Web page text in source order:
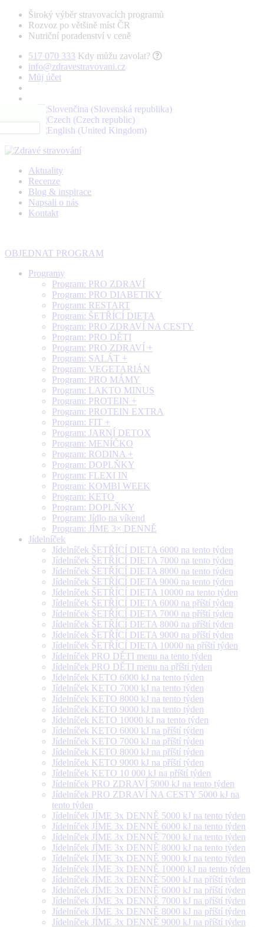
Široký výběr stravovacích programů
Rozvoz po většině míst ČR
Nutriční poradenství v ceně
517 070 333 Kdy můžu zavolat?
info@zdravestravovani.cz
Můj účet
Aktuality
Recenze
Blog & inspirace
Napsali o nás
Kontakt
OBJEDNAT PROGRAM
Programy
Program: PRO ZDRAVÍ
Program: PRO DIABETIKY
Program: RESTART
Program: ŠETŘÍCÍ DIETA
Program: PRO ZDRAVÍ NA CESTY
Program: PRO DĚTI
Program: PRO ZDRAVÍ +
Program: SALÁT +
Program: VEGETARIÁN
Program: PRO MÁMY
Program: LAKTO MINUS
Program: PROTEIN +
Program: PROTEIN EXTRA
Program: FIT +
Program: JARNÍ DETOX
Program: MENÍČKO
Program: RODINA +
Program: DOPLŇKY
Program: FLEXI IN
Program: KOMBI WEEK
Program: KETO
Program: DOPLŇKY
Program: Jídlo na víkend
Program: JÍME 3× DENNĚ
Jídelníček
Jídelníček ŠETŘÍCÍ DIETA 6000 na tento týden
Jídelníček ŠETŘÍCÍ DIETA 7000 na tento týden
Jídelníček ŠETŘÍCÍ DIETA 8000 na tento týden
Jídelníček ŠETŘÍCÍ DIETA 9000 na tento týden
Jídelníček ŠETŘÍCÍ DIETA 10000 na tento týden
Jídelníček ŠETŘÍCÍ DIETA 6000 na příští týden
Jídelníček ŠETŘÍCÍ DIETA 7000 na příští týden
Jídelníček ŠETŘÍCÍ DIETA 8000 na příští týden
Jídelníček ŠETŘÍCÍ DIETA 9000 na příští týden
Jídelníček ŠETŘÍCÍ DIETA 10000 na příští týden
Jídelníček PRO DĚTI menu na tento týden
Jídelníček PRO DĚTI menu na příští týden
Jídelníček KETO 6000 kJ na tento týden
Jídelníček KETO 7000 kJ na tento týden
Jídelníček KETO 8000 kJ na tento týden
Jídelníček KETO 9000 kJ na tento týden
Jídelníček KETO 10000 kJ na tento týden
Jídelníček KETO 6000 kJ na příští týden
Jídelníček KETO 7000 kJ na příští týden
Jídelníček KETO 8000 kJ na příští týden
Jídelníček KETO 9000 kJ na příští týden
Jídelníček KETO 10 000 kJ na příští týden
Jídelníček PRO ZDRAVÍ 5000 kJ na tento týden
Jídelníček PRO ZDRAVÍ NA CESTY 5000 kJ na
tento týden
Jídelníček JÍME 3x DENNĚ 5000 kJ na tento týden
Jídelníček JÍME 3x DENNĚ 6000 kJ na tento týden
Jídelníček JÍME 3x DENNĚ 7000 kJ na tento týden
Jídelníček JÍME 3x DENNĚ 8000 kJ na tento týden
Jídelníček JÍME 3x DENNĚ 9000 kJ na tento týden
Jídelníček JÍME 3x DENNĚ 10000 kJ na tento týden
Jídelníček JÍME 3x DENNĚ 5000 kJ na příští týden
Jídelníček JÍME 3x DENNĚ 6000 kJ na příští týden
Jídelníček JÍME 3x DENNĚ 7000 kJ na příští týden
Jídelníček JÍME 3x DENNĚ 8000 kJ na příští týden
Jídelníček JÍME 3x DENNĚ 9000 kJ na příští týden